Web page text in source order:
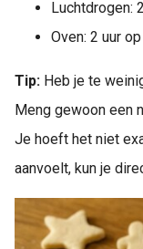
Luchtdrogen:
Oven: 2 uur
Tip: Heb je te
Meng gewoon een
Je hoeft het niet
aanvoelt, kun je